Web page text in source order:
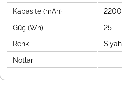
Kapasite (mAh) 2200
Güç (Wh) 25
Renk Siyah
Notlar